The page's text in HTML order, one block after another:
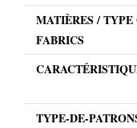
MATIÈRES / TYPE
FABRICS
TYPE-DE-